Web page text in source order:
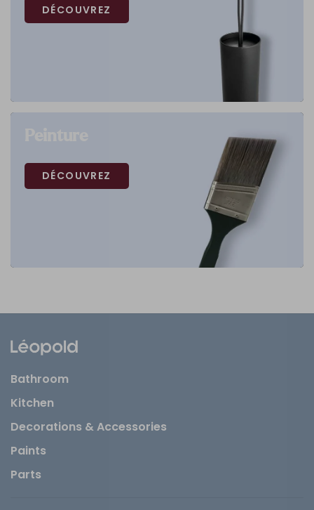
DÉCOUVREZ
DÉCOUVREZ
Bathroom
Kitchen
Decorations & Accessories
Paints
Parts